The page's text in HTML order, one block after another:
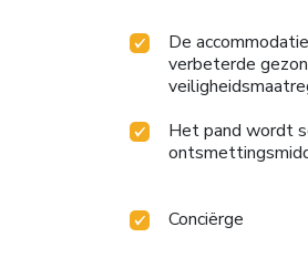
De
verbeterde
Het pand wordt
Conciërge